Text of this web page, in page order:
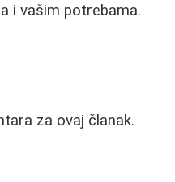
i vašim potrebama.
za ovaj članak.